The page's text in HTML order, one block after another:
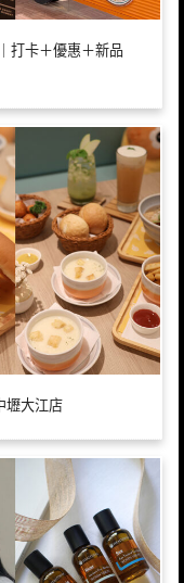
打卡＋優惠＋新品
壢大江店